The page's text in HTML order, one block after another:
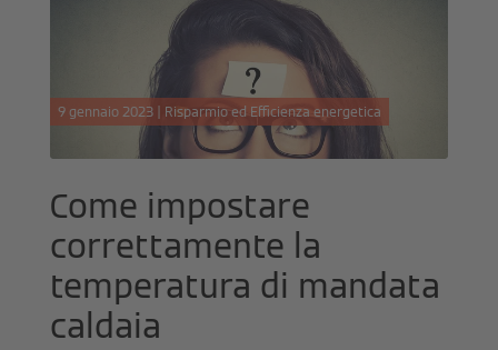
9 gennaio 2023 | Risparmio ed Efficienza energetica
Come impostare
correttamente la
temperatura di mandata
caldaia